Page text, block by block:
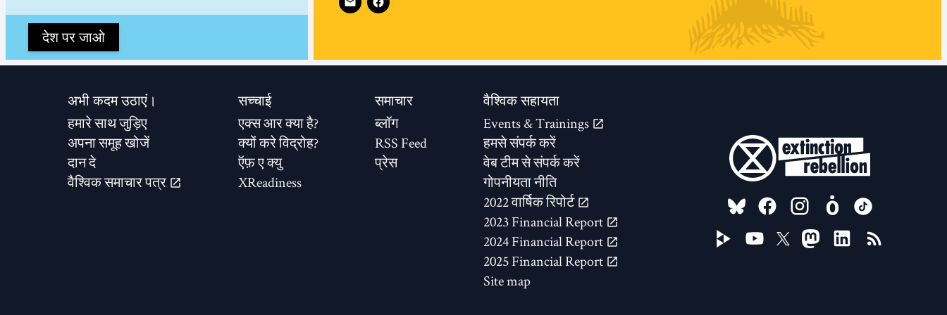
देश पर जाओ
अभी कदम उठाएं।
हमारे साथ जुड़िए
अपना समूह खोजें
दान दे
वैश्विक समाचार पत्र
सच्चाई
एक्स आर क्या है?
क्यों करे विद्रोह?
ऍफ़ ए क्यु
XReadiness
समाचार
ब्लॉग
RSS Feed
प्रेस
वैश्विक सहायता
Events & Trainings
हमसे संपर्क करें
वेब टीम से संपर्क करें
गोपनीयता नीति
2022 वार्षिक रिपोर्ट
2023 Financial Report
2024 Financial Report
2025 Financial Report
Site map
FOLLOW US ON